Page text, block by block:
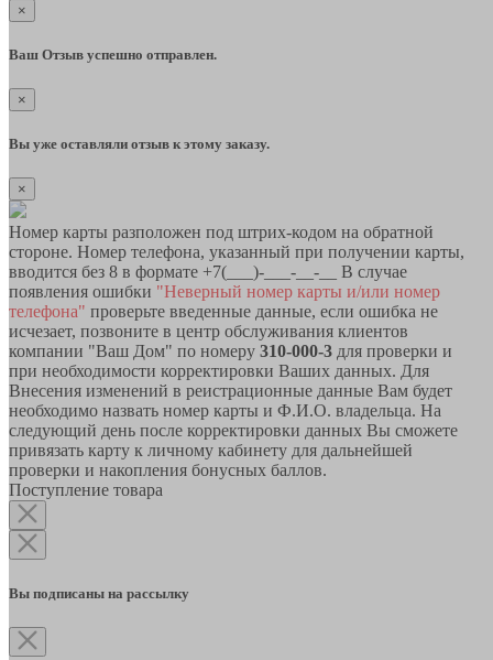
×
Ваш Отзыв успешно отправлен.
×
Вы уже оставляли отзыв к этому заказу.
×
Номер карты разположен под штрих-кодом на обратной
стороне. Номер телефона, указанный при получении карты,
вводится без 8 в формате +7(___)-___-__-__ В случае
появления ошибки "Неверный номер карты и/или номер
телефона" проверьте введенные данные, если ошибка не
исчезает, позвоните в центр обслуживания клиентов
компании "Ваш Дом" по номеру 310-000-3 для проверки и
при необходимости корректировки Ваших данных. Для
Внесения изменений в реистрационные данные Вам будет
необходимо назвать номер карты и Ф.И.О. владельца. На
следующий день после корректировки данных Вы сможете
привязать карту к личному кабинету для дальнейшей
проверки и накопления бонусных баллов.
Поступление товара
Вы подписаны на рассылку